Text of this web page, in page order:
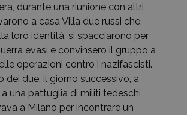
durante una riunione con altri
a casa Villa due russi che,
loro identità, si spacciarono per
evasi e convinsero il gruppo a
operazioni contro i nazifascisti.
dei due, il giorno successivo, a
a una pattuglia di militi tedeschi
a Milano per incontrare un